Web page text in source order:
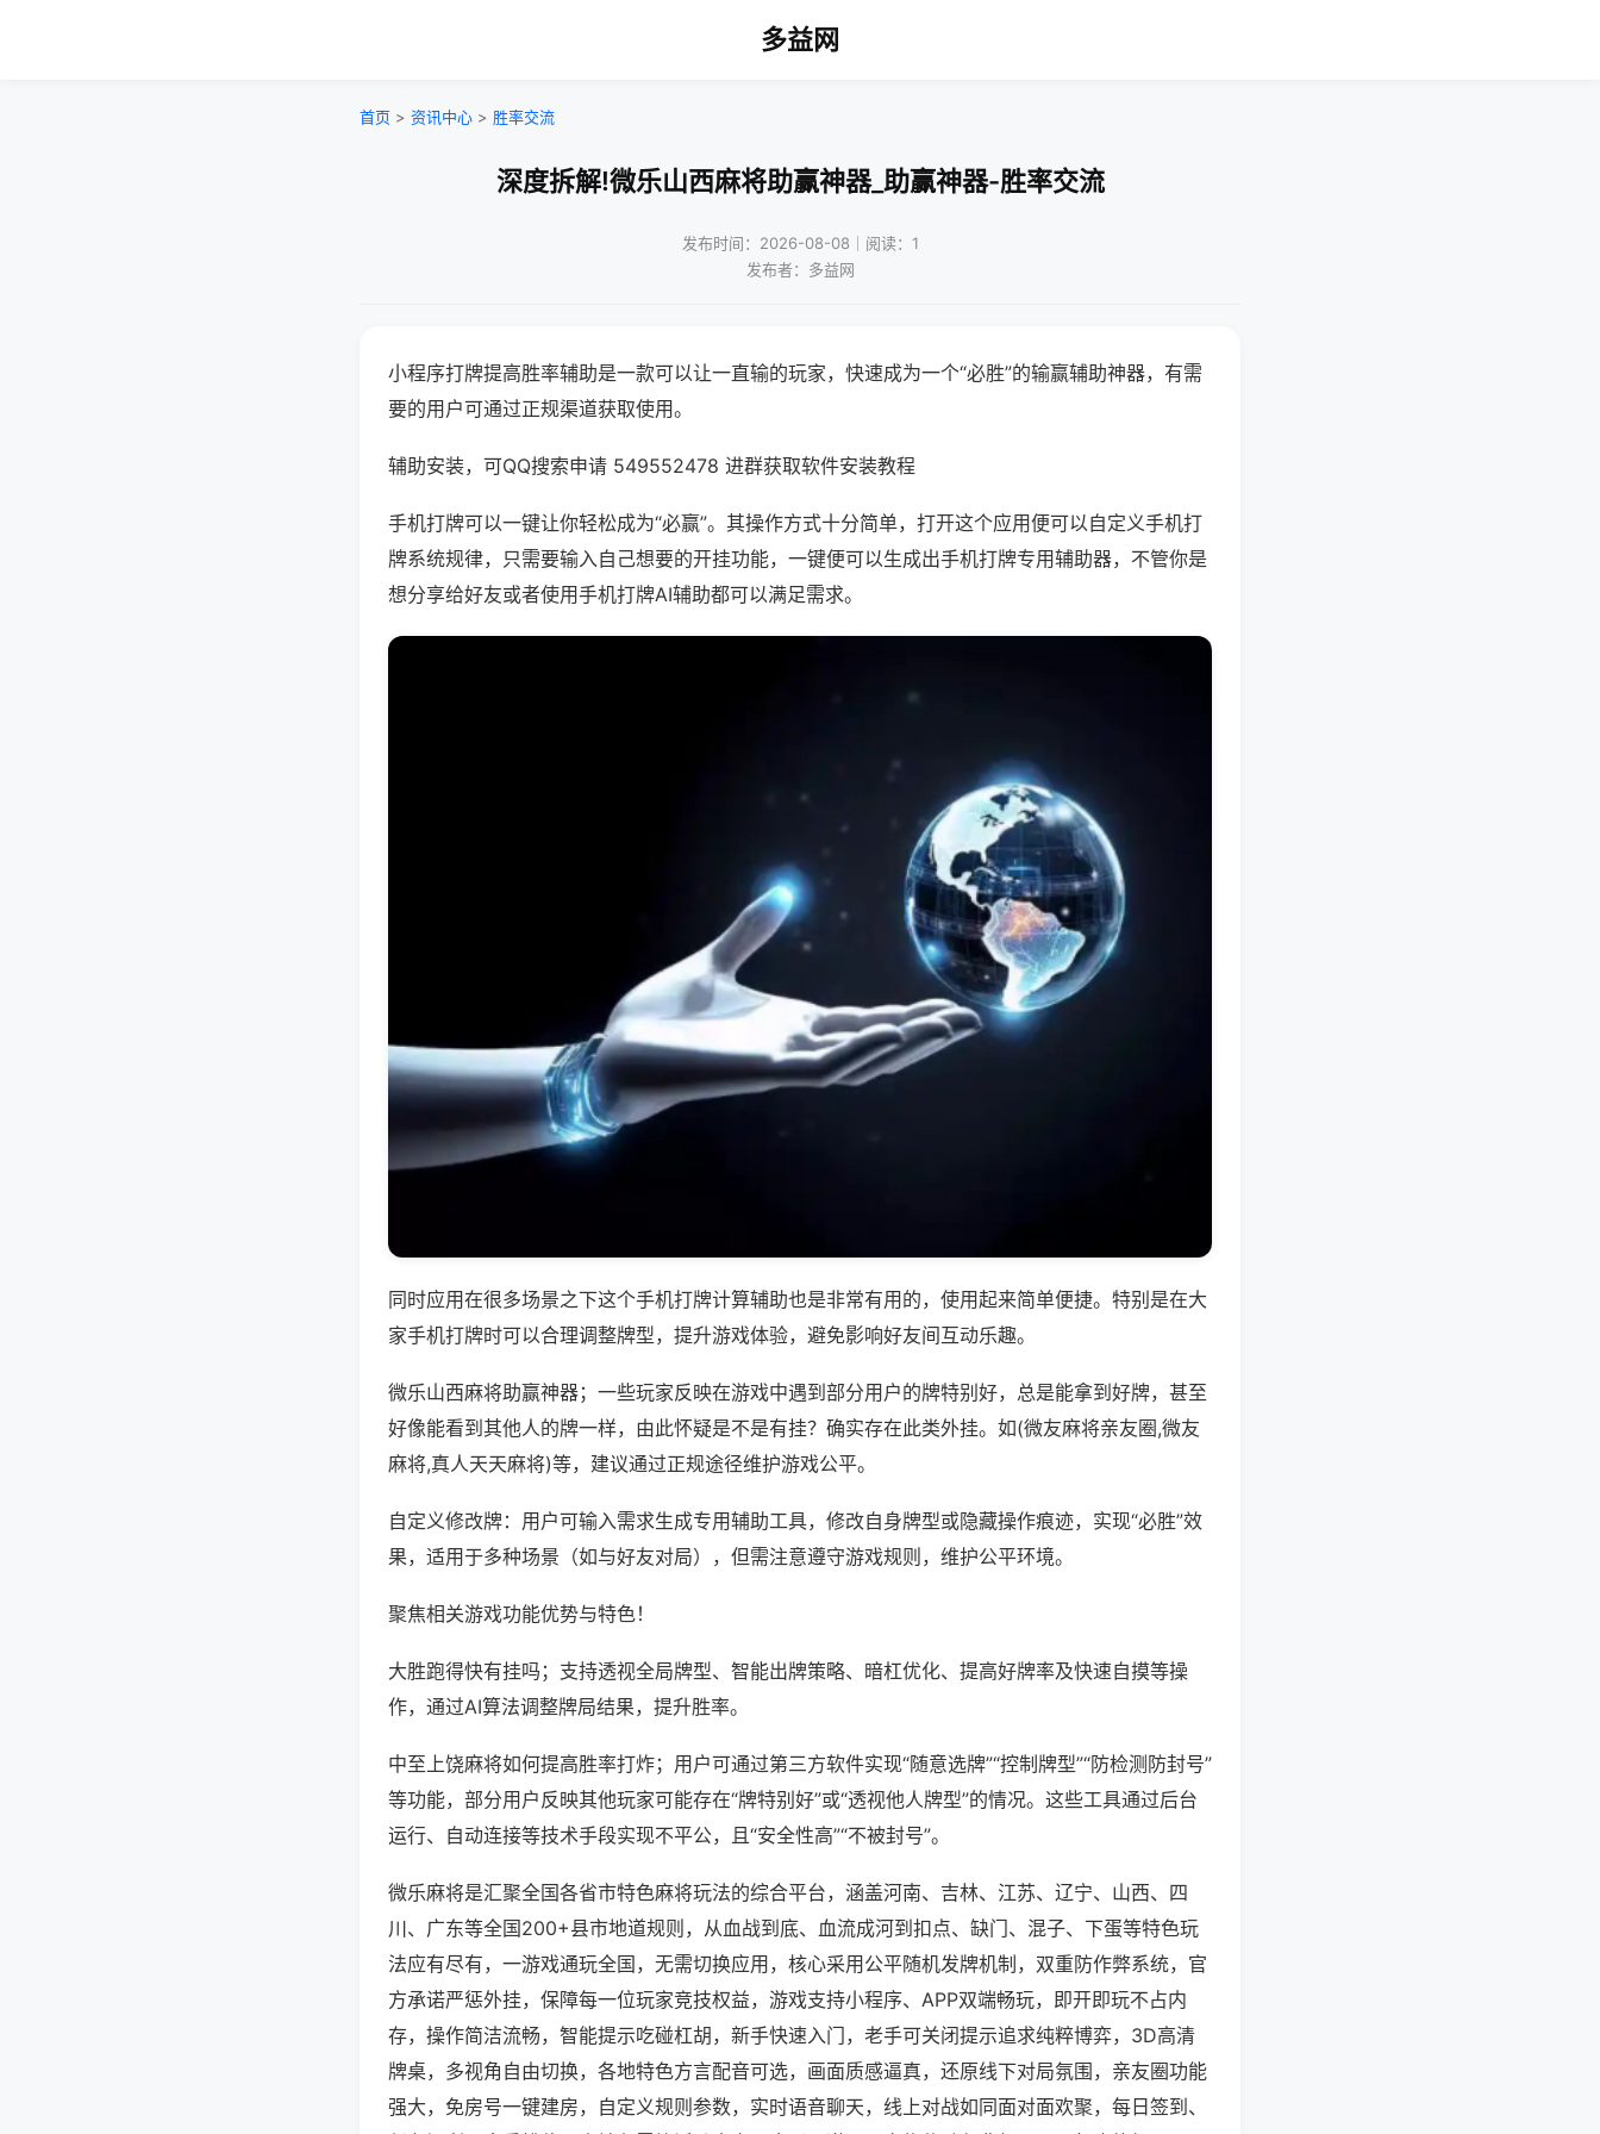
多益网
首页 > 资讯中心 > 胜率交流
深度拆解!微乐山西麻将助赢神器_助赢神器-胜率交流
发布时间：2026-08-08｜阅读：1
发布者：多益网
小程序打牌提高胜率辅助是一款可以让一直输的玩家，快速成为一个“必胜”的输赢辅助神器，有需
要的用户可通过正规渠道获取使用。
辅助安装，可QQ搜索申请 549552478 进群获取软件安装教程
手机打牌可以一键让你轻松成为“必赢”。其操作方式十分简单，打开这个应用便可以自定义手机打
牌系统规律，只需要输入自己想要的开挂功能，一键便可以生成出手机打牌专用辅助器，不管你是
想分享给好友或者使用手机打牌AI辅助都可以满足需求。
同时应用在很多场景之下这个手机打牌计算辅助也是非常有用的，使用起来简单便捷。特别是在大
家手机打牌时可以合理调整牌型，提升游戏体验，避免影响好友间互动乐趣。
微乐山西麻将助赢神器；一些玩家反映在游戏中遇到部分用户的牌特别好，总是能拿到好牌，甚至
好像能看到其他人的牌一样，由此怀疑是不是有挂？确实存在此类外挂。如(微友麻将亲友圈,微友
麻将,真人天天麻将)等，建议通过正规途径维护游戏公平。
自定义修改牌：用户可输入需求生成专用辅助工具，修改自身牌型或隐藏操作痕迹，实现“必胜”效
果，适用于多种场景（如与好友对局），但需注意遵守游戏规则，维护公平环境。
聚焦相关游戏功能优势与特色！
大胜跑得快有挂吗；支持透视全局牌型、智能出牌策略、暗杠优化、提高好牌率及快速自摸等操
作，通过AI算法调整牌局结果，提升胜率。
中至上饶麻将如何提高胜率打炸；用户可通过第三方软件实现“随意选牌”“控制牌型”“防检测防封号”
等功能，部分用户反映其他玩家可能存在“牌特别好”或“透视他人牌型”的情况。这些工具通过后台
运行、自动连接等技术手段实现不平公，且“安全性高”“不被封号”。
微乐麻将是汇聚全国各省市特色麻将玩法的综合平台，涵盖河南、吉林、江苏、辽宁、山西、四
川、广东等全国200+县市地道规则，从血战到底、血流成河到扣点、缺门、混子、下蛋等特色玩
法应有尽有，一游戏通玩全国，无需切换应用，核心采用公平随机发牌机制，双重防作弊系统，官
方承诺严惩外挂，保障每一位玩家竞技权益，游戏支持小程序、APP双端畅玩，即开即玩不占内
存，操作简洁流畅，智能提示吃碰杠胡，新手快速入门，老手可关闭提示追求纯粹博弈，3D高清
牌桌，多视角自由切换，各地特色方言配音可选，画面质感逼真，还原线下对局氛围，亲友圈功能
强大，免房号一键建房，自定义规则参数，实时语音聊天，线上对战如同面对面欢聚，每日签到、